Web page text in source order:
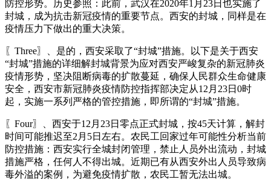
防控形势。历史参照：此前，武汉在2020年1月23日也实施了
封城，成为抗击新冠疫情的重要节点。西安的封城，同样是在
疫情压力下做出的重大决策。
〖Three〗、是的，西安采取了“封城”措施。以下是关于西安
“封城”措施的详细解封城背景为应对西安严峻复杂的新冠肺炎
疫情形势，坚决阻断病毒的扩散蔓延，确保人民群众生命健康
安全，西安市新冠肺炎疫情防控指挥部决定从12月23日0时
起，实施一系列严格的管控措施，即所谓的“封城”措施。
〖Four〗、西安于12月23日零点正式封城，按45天计算，解封
时间可能推迟至2月5日左右。农民工回家过年可能性分析当前
防控措施：西安实行全城封闭管理，禁止人员外出流动，封城
措施严格，任何人不得出城。近期已有从西安外出人员导致病
毒外溢的案例，为避免疫情扩散，农民工暂无法出城。